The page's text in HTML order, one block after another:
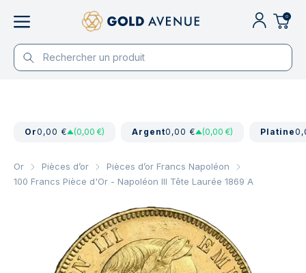
0
Or0,00 € (0,00 €) Argent0,00 € (0,00 €) Platine
Or Pièces d’or
Pièces d’or Francs Napoléon
100 Francs Pièce d'Or - Napoléon III Tête Laurée 1869 A